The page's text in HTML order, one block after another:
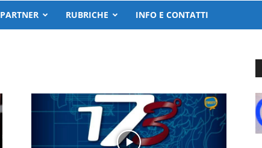
PARTNER RUBRICHE INFO E CONTATTI